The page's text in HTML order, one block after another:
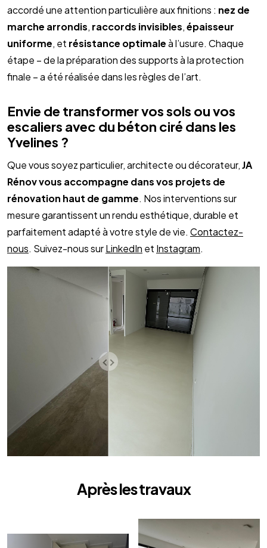
accordé une attention particulière aux finitions : nez de
marche arrondis, raccords invisibles,épaisseur
uniforme, et résistance optimaleà l’usure. Chaque
étape – de la préparation des supports à la protection
finale – a été réalisée dans les règles de l’art.
Envie de transformer vos sols ou vos
escaliers avec du béton ciré dans les
Yvelines ?
Que vous soyez particulier, architecte ou décorateur,JA
Rénov vous accompagne dans vos projets de
rénovation haut de gamme. Nos interventions sur
mesure garantissent un rendu esthétique, durable et
parfaitement adapté à votre style de vie. Contactez-
nous. Suivez-nous surLinkedIn et Instagram.
Après les travaux